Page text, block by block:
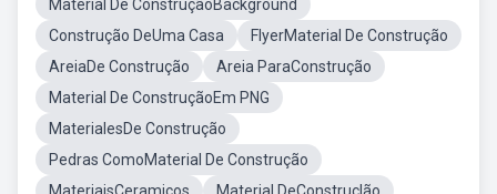
Material De ConstruçãoBackground
Construção DeUma Casa
FlyerMaterial De Construção
AreiaDe Construção
Areia ParaConstrução
Material De ConstruçãoEm PNG
MaterialesDe Construção
Pedras ComoMaterial De Construção